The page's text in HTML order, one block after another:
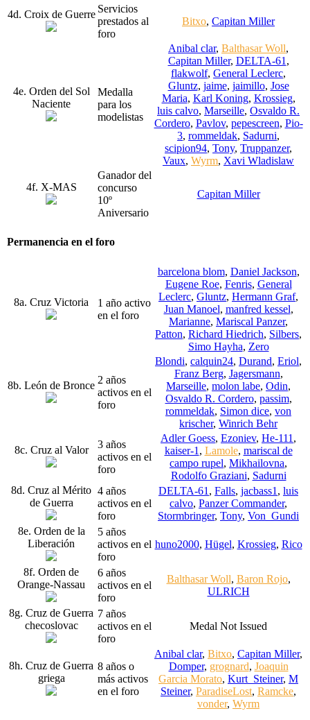
4d. Croix de Guerre Servicios
prestados al
foro
Bitxo, Capitan Miller
4e. Orden del Sol
Naciente
Medalla
para los
modelistas
Anibal clar, Balthasar Woll,
Capitan Miller, DELTA-61 ,
flakwolf, General Leclerc,
Gluntz, jaime, jaimillo, Jose
Maria, Karl Koning, Krossieg,
luis calvo, Marseille, Osvaldo R.
Cordero, Pavlov, pepescreen, Pio-
3, rommeldak, Sadurni,
scipion94, Tony, Truppanzer,
Vaux, Wyrm, Xavi Wladislaw
4f. X-MAS
Ganador del
concurso
10º
Aniversario
Capitan Miller
Permanencia en el foro
8a. Cruz Victoria
1 año activo
en el foro
barcelona blom, Daniel Jackson,
Eugene Roe, Fenris, General
Leclerc, Gluntz, Hermann Graf,
Juan Manoel, manfred kessel,
Marianne, Mariscal Panzer,
Patton, Richard Hiedrich, Silbers,
Simo Hayha, Zero
8b. León de Bronce 2 años
activos en el
foro
Blondi, calquin24, Durand, Eriol,
Franz Berg, Jagersmann,
Marseille, molon labe, Odin,
Osvaldo R. Cordero, passim,
rommeldak, Simon dice, von
krischer, Winrich Behr
8c. Cruz al Valor
3 años
activos en el
foro
Adler Goess, Ezoniev, He-111 ,
kaiser-1 , Lamole, mariscal de
campo rupel, Mikhailovna,
Rodolfo Graziani, Sadurni
8d. Cruz al Mérito
de Guerra
4 años
activos en el
foro
DELTA-61 , Falls, jacbass1 , luis
calvo, Panzer Commander,
Stormbringer, Tony, Von_Gundi
8e. Orden de la
Liberación
5 años
activos en el
foro
huno2000, Hügel, Krossieg, Rico
8f. Orden de
Orange-Nassau
6 años
activos en el
foro
Balthasar Woll, Baron Rojo,
ULRICH
8g. Cruz de Guerra
checoslovac
7 años
activos en el
foro
Medal Not Issued
8h. Cruz de Guerra
griega
8 años o
más activos
en el foro
Anibal clar, Bitxo, Capitan Miller,
Domper, grognard, Joaquin
Garcia Morato, Kurt_Steiner, M
Steiner, ParadiseLost, Ramcke,
vonder, Wyrm